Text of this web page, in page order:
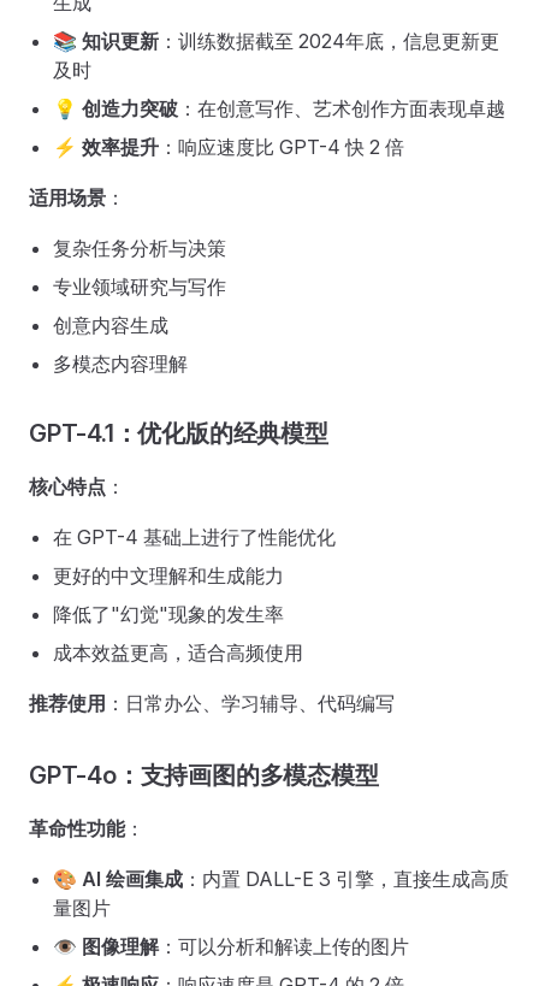
📚 知识更新 ：训练数据截至 2024年底，信息更新更
及时
💡 创造力突破 ：在创意写作、艺术创作方面表现卓越
⚡ 效率提升 ：响应速度比 GPT-4 快 2 倍
适用场景 ：
复杂任务分析与决策
专业领域研究与写作
创意内容生成
多模态内容理解
GPT-4.1：优化版的经典模型
核心特点 ：
在 GPT-4 基础上进行了性能优化
更好的中文理解和生成能力
降低了"幻觉"现象的发生率
成本效益更高，适合高频使用
推荐使用 ：日常办公、学习辅导、代码编写
GPT-4o：支持画图的多模态模型
革命性功能：
🎨 AI 绘画集成 ：内置 DALL-E 3 引擎，直接生成高质
量图片
👁️ 图像理解：可以分析和解读上传的图片